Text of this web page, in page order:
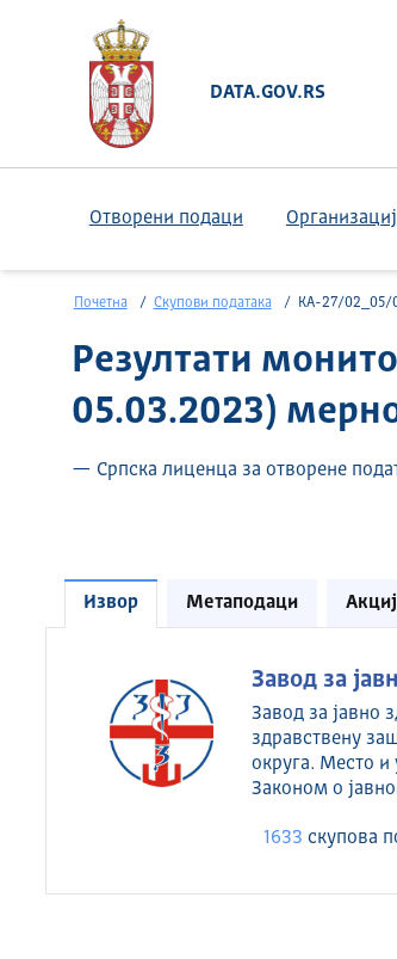
DATA.GOV.RS
Отворени подаци
Почетна Скупови података КА-27/02_05/
Резултати
05.03.2023)
— Српска лиценца за отворене
Извор Метаподаци
Завод за
Завод за јавно
здравствену
округа. Место и
Законом о
1633 скуповa